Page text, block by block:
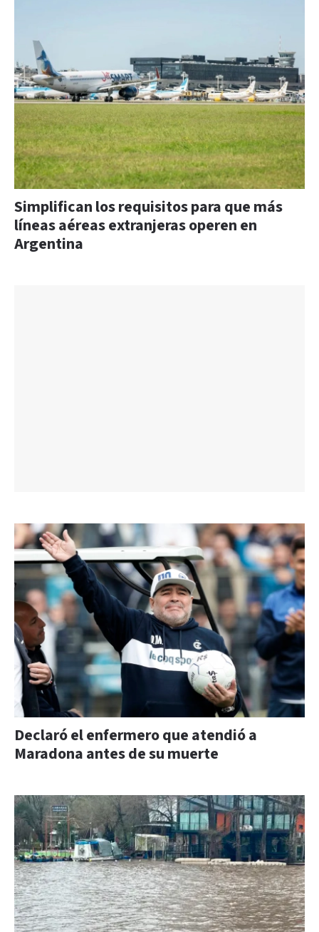
Simplifican los requisitos para que más
líneas aéreas extranjeras operen en
Argentina
Declaró el enfermero que atendió a
Maradona antes de su muerte